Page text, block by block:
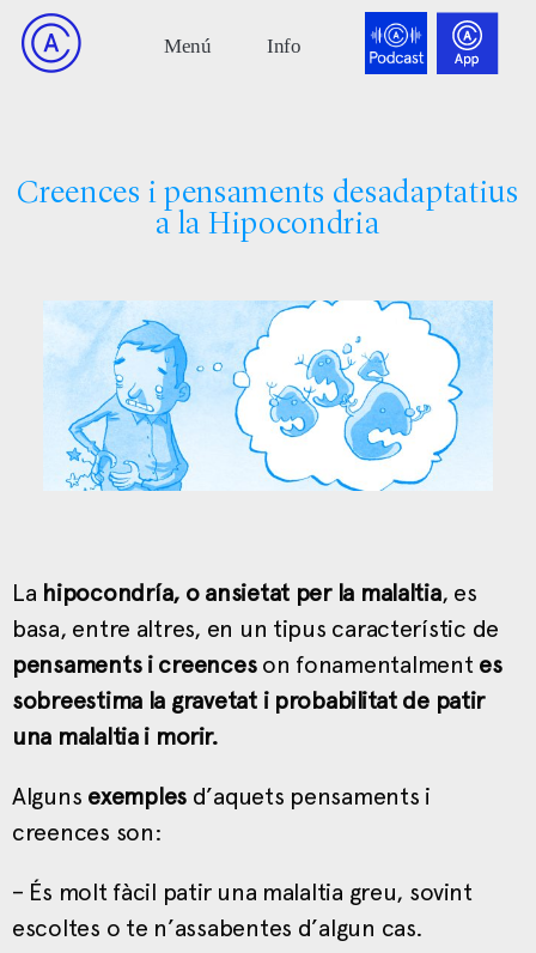
Creences i pensaments desadaptatius
a la Hipocondria
La hipocondría, o ansietat per la malaltia, es
basa, entre altres, en un tipus característic de
pensaments i creenceson fonamentalment es
sobreestima la gravetat i probabilitat de patir
una malaltia i morir.
Alguns exemplesd’aquets pensaments i
creences son:
– És molt fàcil patir una malaltia greu, sovint
escoltes o te n’assabentes d’algun cas.